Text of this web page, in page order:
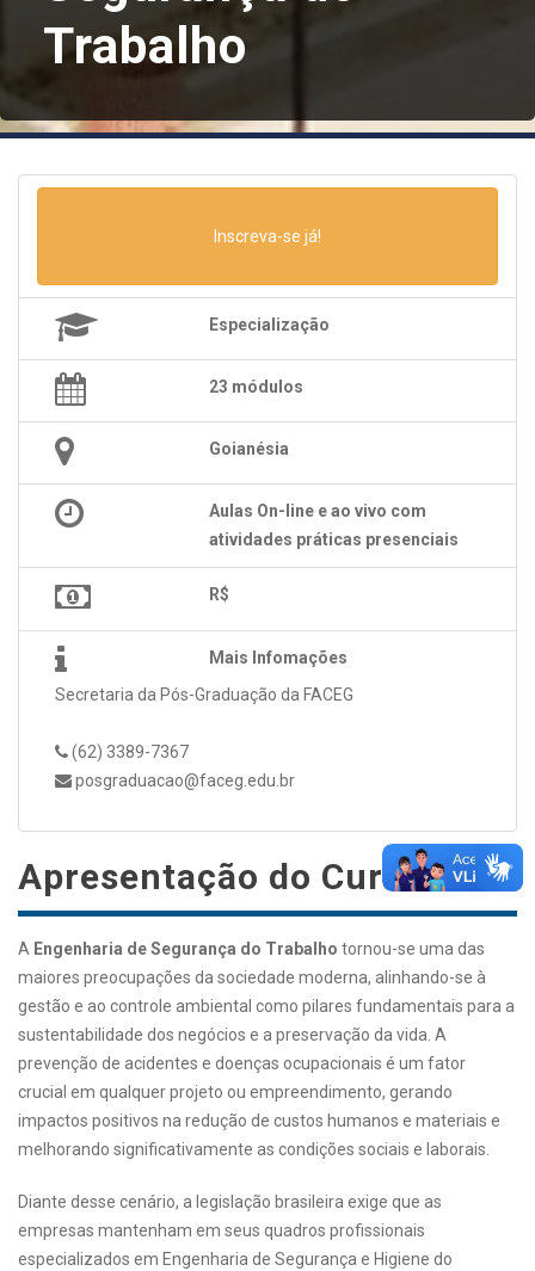
Trabalho
Inscreva-se já!
Especialização
23 módulos
Goianésia
Aulas On-line e ao vivo com
atividades práticas presenciais
R$
Mais Infomações
Secretaria da Pós-Graduação da FACEG
(62) 3389-7367
posgraduacao@faceg.edu.br
Apresentação do Curso
A Engenharia de Segurança do Trabalho tornou-se uma das
maiores preocupações da sociedade moderna, alinhando-se à
gestão e ao controle ambiental como pilares fundamentais para a
sustentabilidade dos negócios e a preservação da vida. A
prevenção de acidentes e doenças ocupacionais é um fator
crucial em qualquer projeto ou empreendimento, gerando
impactos positivos na redução de custos humanos e materiais e
melhorando significativamente as condições sociais e laborais.
Diante desse cenário, a legislação brasileira exige que as
empresas mantenham em seus quadros profissionais
especializados em Engenharia de Segurança e Higiene do